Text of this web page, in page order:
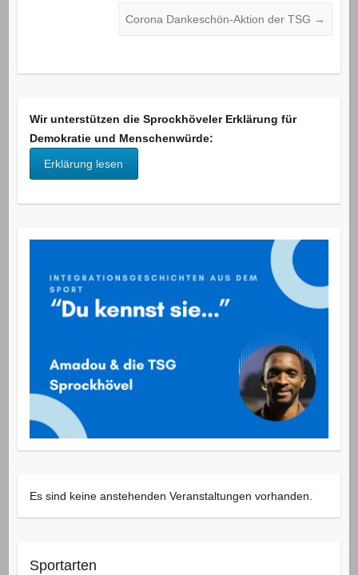
Corona Dankeschön-Aktion der TSG →
Wir unterstützen die Sprockhöveler Erklärung für
Demokratie und Menschenwürde:
Erklärung lesen
Es sind keine anstehenden Veranstaltungen vorhanden.
Sportarten